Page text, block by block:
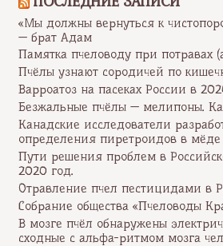
«Мы должны вернуться к
— брат Адам
Памятка пчеловоду при потравах
Пчёлы узнают сородичей по
Варроатоз на пасеках России в
Безжальные пчёлы — мелипоны.
Канадские исследователи
определения пиретроидов в мёде
Пути решения проблем в
2020 год.
Отравление пчел пестицидами в
Собрание общества «Пчеловоды
В мозге пчёл обнаружены
сходные с альфа-ритмом мозга